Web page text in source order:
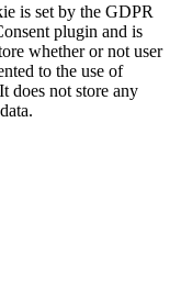
is set by the GDPR
plugin and is
whether or not user
to the use of
does not store any